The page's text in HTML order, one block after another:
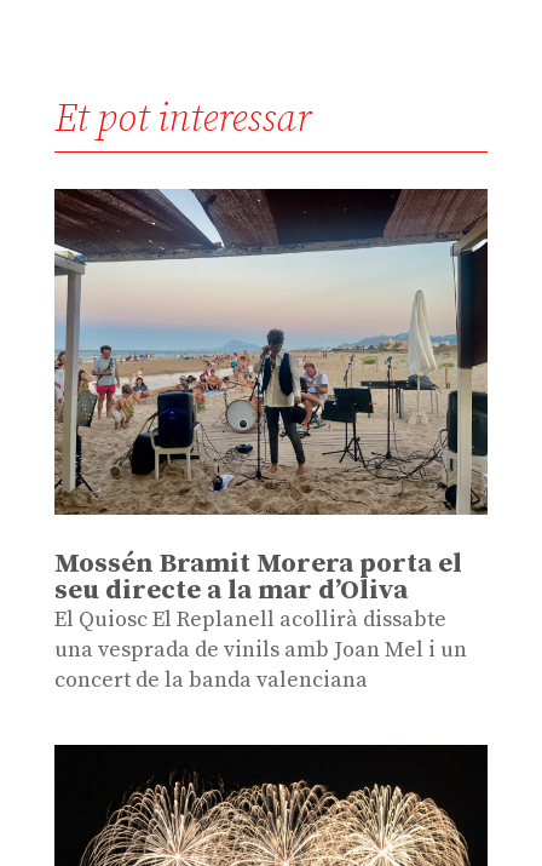
Et pot interessar
Mossén Bramit Morera porta el
seu directe a la mar d’Oliva
El Quiosc El Replanell acollirà dissabte
una vesprada de vinils amb Joan Mel i un
concert de la banda valenciana